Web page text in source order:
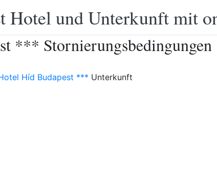
Hotel und Unterkunft mit
*** Stornierungsbedingungen
Híd Budapest *** Unterkunft